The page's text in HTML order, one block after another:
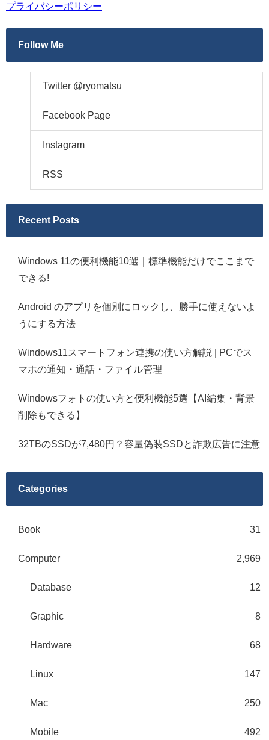
プライバシーポリシー
Follow Me
Twitter @ryomatsu
Facebook Page
Instagram
RSS
Recent Posts
Windows 11の便利機能10選｜標準機能だけでここまで
できる!
Android のアプリを個別にロックし、勝手に使えないよ
うにする方法
Windows11スマートフォン連携の使い方解説 | PCでス
マホの通知・通話・ファイル管理
Windowsフォトの使い方と便利機能5選【AI編集・背景
削除もできる】
32TBのSSDが7,480円？容量偽装SSDと詐欺広告に注意
Categories
Book 31
Computer 2,969
Database 12
Graphic 8
Hardware 68
Linux 147
Mac 250
Mobile 492